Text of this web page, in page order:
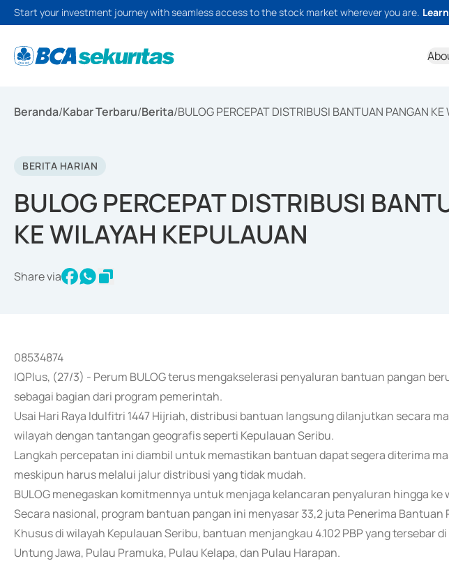
Start your investment journey with seamless access to the stock market wherever you are.
Beranda/Kabar Terbaru/Berita/BULOG PERCEPAT DISTRIBUSI BANTUAN PANGAN KE
BERITA HARIAN
BULOG PERCEPAT DISTRIBUSI
KE WILAYAH KEPULAUAN
Share via
08534874
IQPlus, (27/3) - Perum BULOG terus mengakselerasi penyaluran bantuan pangan
sebagai bagian dari program pemerintah.
Usai Hari Raya Idulfitri 1447 Hijriah, distribusi bantuan langsung dilanjutkan secara
wilayah dengan tantangan geografis seperti Kepulauan Seribu.
Langkah percepatan ini diambil untuk memastikan bantuan dapat segera diterima
meskipun harus melalui jalur distribusi yang tidak mudah.
BULOG menegaskan komitmennya untuk menjaga kelancaran penyaluran hingga ke
Secara nasional, program bantuan pangan ini menyasar 33,2 juta Penerima Bantuan
Khusus di wilayah Kepulauan Seribu, bantuan menjangkau 4.102 PBP yang tersebar
Untung Jawa, Pulau Pramuka, Pulau Kelapa, dan Pulau Harapan.